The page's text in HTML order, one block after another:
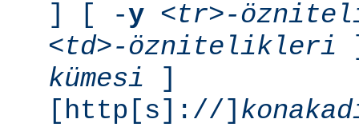
] [ -y <tr>-
<td>-öznitelikleri
kümesi ]
[http[s]://]